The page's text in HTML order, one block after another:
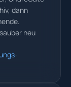
dann
neu